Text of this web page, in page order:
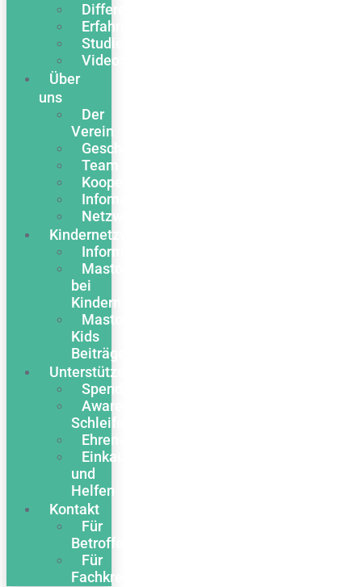
Differentialdiagnose
Erfahrungsberichte
Studien
Videos
Über
uns
Der
Verein
Geschichte
Team
Kooperationen
Infomaterial
Netzwerk
Kindernetzwerk
Informationen
Mastozytose
bei
Kindern
Masto
Kids
Beiträge
Unterstützen
Spenden
Awareness
Schleife
Ehrenamt
Einkaufen
und
Helfen
Kontakt
Für
Betroffene
Für
Fachkreise